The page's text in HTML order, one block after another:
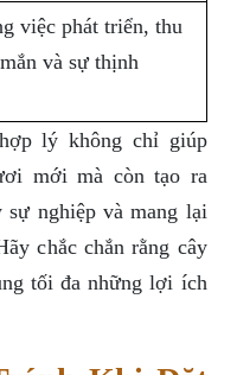
việc phát triển, thu
và sự thịnh
lý không chỉ giúp
mới mà còn tạo ra
nghiệp và mang lại
chắc chắn rằng cây
tối đa những lợi ích